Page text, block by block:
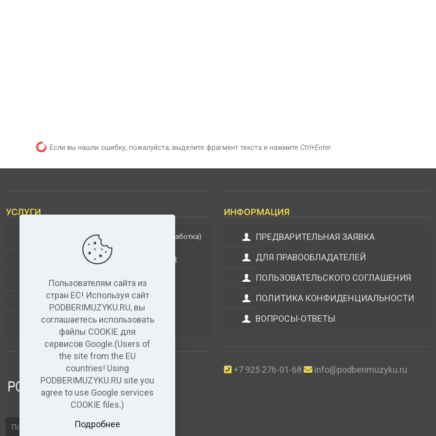
Если вы нашли ошибку, пожалуйста, выделите фрагмент текста и нажмите Ctrl+Enter.
УСЛУГИ
ДОПОЛНИТЕЛЬНЫЕ УСЛУГИ (обработка)
АНАЛИЗ МУЗЫКАЛЬНЫХ ТРЕКОВ
ВИДЕО+АУДИО
УСЛУГИ ЗВУКОЗАПИСИ
АУДИО РЕДАКТОР(бесплатный)
Поле
ИНФОРМАЦИЯ
ПРЕДВАРИТЕЛЬНАЯ ЗАЯВКА
ДЛЯ ПРАВООБЛАДАТЕЛЕЙ
ПОЛЬЗОВАТЕЛЬСКОГО СОГЛАШЕНИЯ
ПОЛИТИКА КОНФИДЕНЦИАЛЬНОСТИ
ВОПРОСЫ-ОТВЕТЫ
+7 925 276-01-68 info@podberimuzyku.ru
Пользователям сайта из
стран ЕС! Используя сайт
PODBERIMUZYKU.RU, вы
соглашаетесь использовать
файлы COOKIE для
сервисов Google.(Users of
the site from the EU
countries! Using
PODBERIMUZYKU.RU site you
agree to use Google services
COOKIE files.)
Подробнее